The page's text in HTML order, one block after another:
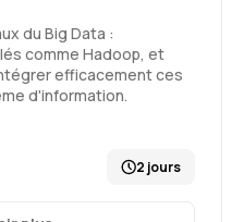
du Big Data :
comme Hadoop, et
efficacement ces
d'information.
2 jours